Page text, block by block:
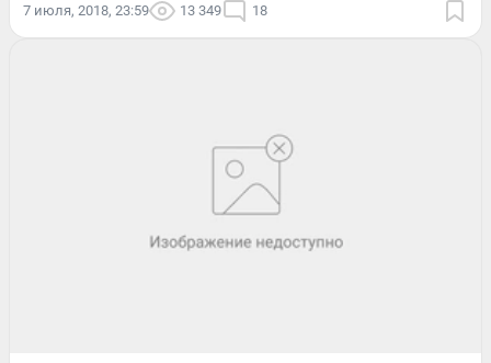
7 июля, 2018, 23:59 13 349 18